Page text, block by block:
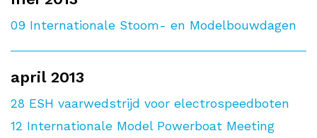
09 Internationale Stoom- en Modelbouwdagen
april 2013
28 ESH vaarwedstrijd voor electrospeedboten
12 Internationale Model Powerboat Meeting